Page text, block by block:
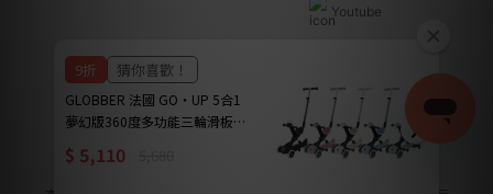
Youtube
優迪國際股份有限公司 | YODEE INTERNATIONAL CO., LTD
法律顧問｜瀛睿律師事務所 Copyright 2024 © YODEE優迪